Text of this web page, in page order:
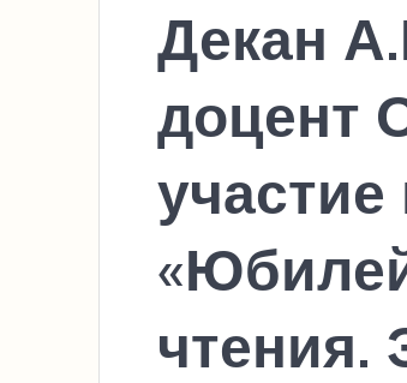
Декан
доцент
чтения.